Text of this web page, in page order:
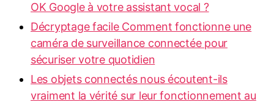
OK Google à votre assistant vocal ?
Décryptage facile Comment fonctionne une
caméra de surveillance connectée pour
sécuriser votre quotidien
Les objets connectés nous écoutent-ils
vraiment la vérité sur leur fonctionnement au